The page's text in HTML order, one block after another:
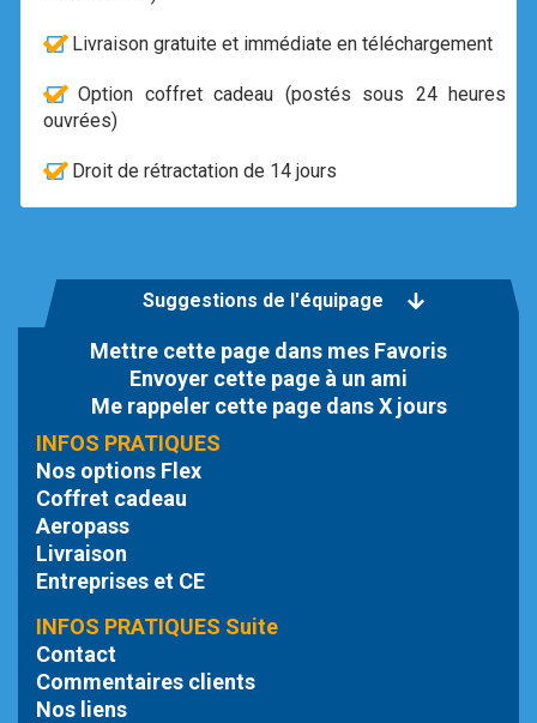
Livraison gratuite et immédiate en téléchargement
Option coffret cadeau (postés sous 24 heures
ouvrées)
Droit de rétractation de 14 jours
Suggestions de l'équipage
Mettre cette page dans mes Favoris
Envoyer cette page à un ami
Me rappeler cette page dans X jours
INFOS PRATIQUES
Nos options Flex
Coffret cadeau
Aeropass
Livraison
Entreprises et CE
INFOS PRATIQUES Suite
Contact
Commentaires clients
Nos liens